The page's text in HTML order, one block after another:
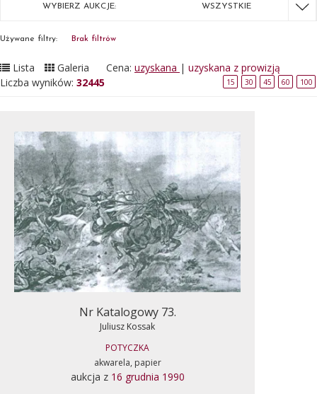
WYBIERZ AUKCJE: WSZYSTKIE
Używane filtry: Brak filtrów
Lista Galeria Cena: uzyskana | uzyskana z prowizją
Liczba wyników: 32445 15 30 45 60 100
Nr Katalogowy 73.
Juliusz Kossak
POTYCZKA
akwarela, papier
aukcja z 16 grudnia 1990